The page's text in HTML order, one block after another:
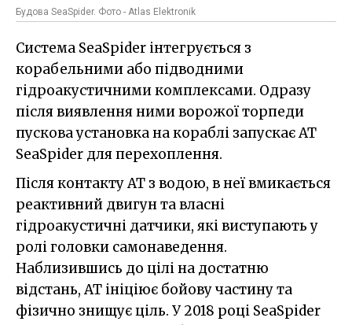
Будова SeaSpider. Фото - Atlas Elektronik
Система SeaSpider інтегрується з
корабельними або підводними
гідроакустичними комплексами. Одразу
після виявлення ними ворожої торпеди
пускова установка на кораблі запускає АТ
SeaSpider для перехоплення.
Після контакту АТ з водою, в неї вмикається
реактивний двигун та власні
гідроакустичні датчики, які виступають у
ролі головки самонаведення.
Наблизившись до цілі на достатню
відстань, АТ ініціює бойову частину та
фізично знищує ціль. У 2018 році SeaSpider